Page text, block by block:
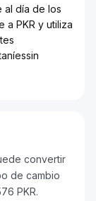
al día de los
a PKR y utiliza
convertir
de cambio
PKR.